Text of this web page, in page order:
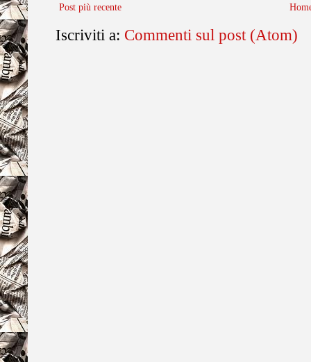
Post più recente
Iscriviti a: Commenti sul post (Atom)